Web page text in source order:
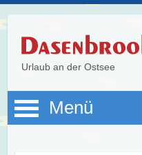
Urlaub an der Ostsee
Menü